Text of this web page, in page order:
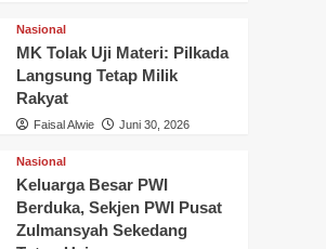
Nasional
MK Tolak Uji Materi: Pilkada
Langsung Tetap Milik
Rakyat
Faisal Alwie Juni 30, 2026
Nasional
Keluarga Besar PWI
Berduka, Sekjen PWI Pusat
Zulmansyah Sekedang